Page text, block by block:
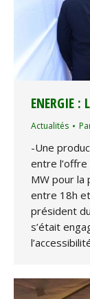
ENERGIE :
Actualités
-Une
entre
MW pour la
entre 18h
président
s’était